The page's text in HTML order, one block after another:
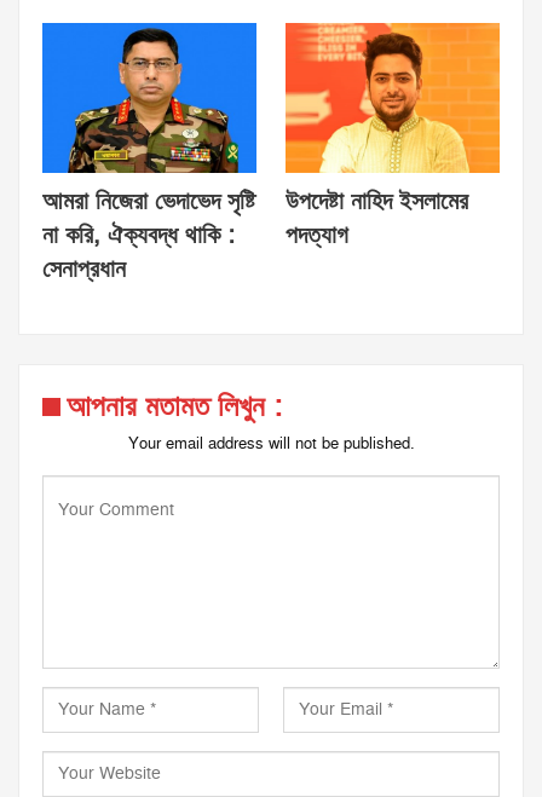
আমরা নিজেরা ভেদাভেদ সৃষ্টি
না করি, ঐক্যবদ্ধ থাকি :
সেনাপ্রধান
উপদেষ্টা নাহিদ ইসলামের
পদত্যাগ
আপনার মতামত লিখুন :
Your email address will not be published.